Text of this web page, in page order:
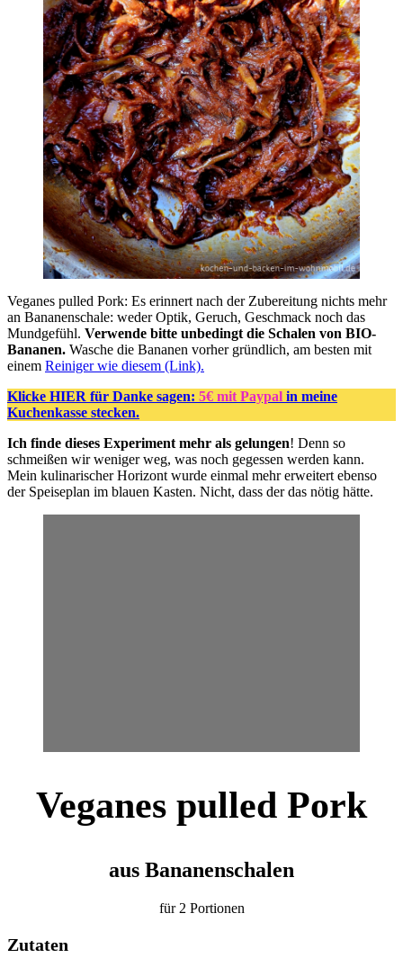
Veganes pulled Pork: Es erinnert nach der Zubereitung nichts mehr
an Bananenschale: weder Optik, Geruch, Geschmack noch das
Mundgefühl. Verwende bitte unbedingt die Schalen von BIO-
Bananen. Wasche die Bananen vorher gründlich, am besten mit
einem Reiniger wie diesem (Link).
Klicke HIER für Danke sagen: 5€ mit Paypal in meine
Kuchenkasse stecken.
Ich finde dieses Experiment mehr als gelungen! Denn so
schmeißen wir weniger weg, was noch gegessen werden kann.
Mein kulinarischer Horizont wurde einmal mehr erweitert ebenso
der Speiseplan im blauen Kasten. Nicht, dass der das nötig hätte.
Veganes pulled Pork
aus Bananenschalen
für 2 Portionen
Zutaten